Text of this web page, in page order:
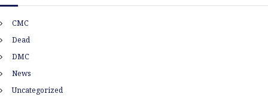
e
s
CMC
Dead
DMC
News
Uncategorized